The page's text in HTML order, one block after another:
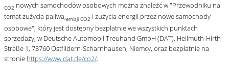
CO2 nowych samochodów osobowych można znaleźć w "Przewodniku na
temat zużycia paliwa,emisji CO2 i zużycia energii przez nowe samochody
osobowe", który jest dostępny bezpłatnie we wszystkich punktach
sprzedaży, w Deutsche Automobil Treuhand GmbH (DAT), Hellmuth-Hirth-
Straße 1, 73760 Ostfildern-Scharnhausen, Niemcy, oraz bezpłatnie na
stronie https://www.dat.de/co2/.